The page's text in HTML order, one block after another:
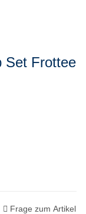
Set Frottee
Frage zum Artikel